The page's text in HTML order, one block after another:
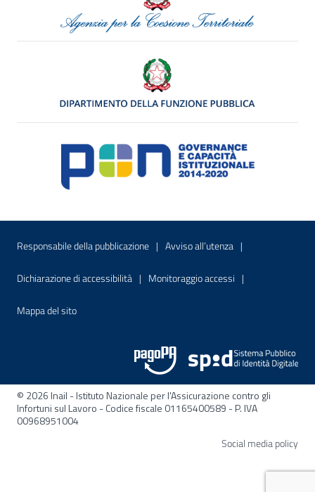
Menu di servizio
Responsabile della pubblicazione Sito interno - Apre in una nuova
Avviso all’utenza Sito interno -
Dichiarazione di accessibilità Sito interno - Apre in una nuova finestra
Monitoraggio accessi Sito interno -
Mappa del sitoSito interno - Apre nella stessa finestra
© 2026 Inail - Istituto Nazionale per l'Assicurazione contro gli
Infortuni sul Lavoro - Codice fiscale 01165400589 - P. IVA
00968951004
Social media policy